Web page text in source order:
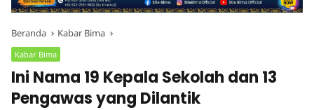
Beranda Kabar Bima
Kabar Bima
Ini Nama 19 Kepala Sekolah dan 13
Pengawas yang Dilantik